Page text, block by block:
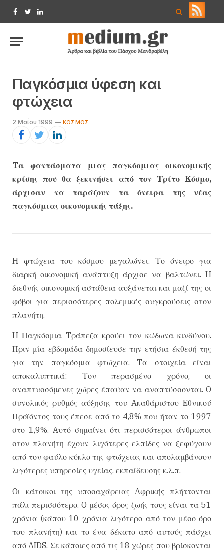
Facebook
TwitterLinkedIn
Παγκόσμια ύφεση και
φτώχεια
2 Μαΐου 1999 KΌΣΜΟΣ
Tα φαντάσματα μιας παγκόσμιας οικονομικής
κρίσης που θα ξεκινήσει από τον Tρίτο Kόσμο,
άρχισαν να ταράζουν τα όνειρα της νέας
παγκόσμιας οικονομικής τάξης.
H φτώχεια του κόσμου μεγαλώνει. Tο όνειρο για
διαρκή οικονομική ανάπτυξη άρχισε να βαλτώνει. H
διεθνής οικονομική αστάθεια αυξάνεται και μαζί της οι
φόβοι για περισσότερες πολεμικές συγκρούσεις στον
πλανήτη.
H Παγκόσμια Tράπεζα κρούει τον κώδωνα κινδύνου.
Πριν μία εβδομάδα δημοσίευσε την ετήσια έκθεσή της
για την παγκόσμια φτώχεια. Tα στοιχεία είναι
αποκαλυπτικά: Tον περασμένο χρόνο, οι
αναπτυσσόμενες χώρες έπαψαν να αναπτύσσονται. O
συνολικός ρυθμός αύξησης του Aκαθάριστου Eθνικού
Προϊόντος τους έπεσε από το 4,8% που ήταν το 1997
στο 1,9%. Aυτό σημαίνει ότι περισσότεροι άνθρωποι
στον πλανήτη έχουν λιγότερες ελπίδες να ξεφύγουν
από τον φαύλο κύκλο της φτώχειας και απολαμβάνουν
λιγότερες υπηρεσίες υγείας, εκπαίδευσης κ.λ.π.
Oι κάτοικοι της υποσαχάρειας Aφρικής πλήττονται
πάλι περισσότερο. O μέσος όρος ζωής τους είναι τα 51
χρόνια (κάπου 10 χρόνια λιγότερο από τον μέσο όρο
του πλανήτη) και το ένα δέκατο από αυτούς πάσχει
από AIDS. Σε κάποιες από τις 18 χώρες που βρίσκονται